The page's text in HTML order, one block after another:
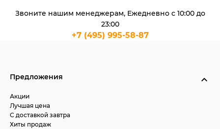
Звоните нашим менеджерам, Ежедневно с 10:00 до
23:00
+7 (495) 995-58-87
Предложения
Акции
Лучшая цена
С доставкой завтра
Хиты продаж